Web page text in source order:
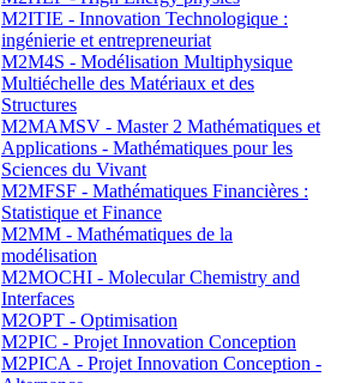
M2ITIE - Innovation Technologique :
ingénierie et entrepreneuriat
M2M4S - Modélisation Multiphysique
Multiéchelle des Matériaux et des
Structures
M2MAMSV - Master 2 Mathématiques et
Applications - Mathématiques pour les
Sciences du Vivant
M2MFSF - Mathématiques Financières :
Statistique et Finance
M2MM - Mathématiques de la
modélisation
M2MOCHI - Molecular Chemistry and
Interfaces
M2OPT - Optimisation
M2PIC - Projet Innovation Conception
M2PICA - Projet Innovation Conception -